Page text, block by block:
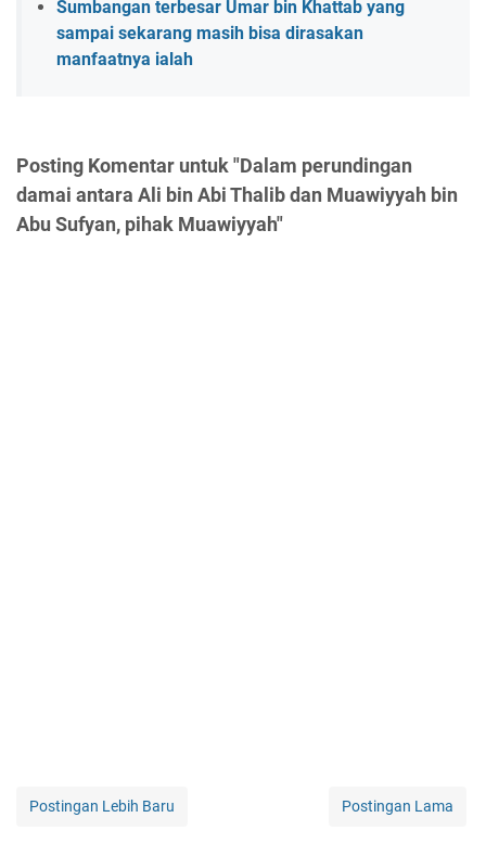
Sumbangan terbesar Umar bin Khattab yang
sampai sekarang masih bisa dirasakan
manfaatnya ialah
Posting Komentar untuk "Dalam perundingan
damai antara Ali bin Abi Thalib dan Muawiyyah bin
Abu Sufyan, pihak Muawiyyah"
Postingan Lebih Baru Postingan Lama